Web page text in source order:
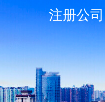
注册公